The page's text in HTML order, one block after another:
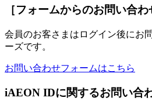
［フォームからのお問い合わ
会員のお客さまはログイン後にお
ーズです。
お問い合わせフォームはこちら
iAEON IDに関するお問い合